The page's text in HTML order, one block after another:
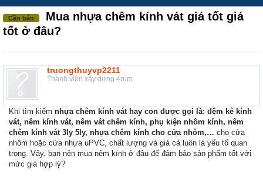
Cần bán
Mua nhựa chêm kính vát giá tốt giá
tốt ở đâu?
truongthuyvp2211
Thành viên xây dựng 4rum
Khi tìm kiếm nhựa chêm kính vát hay con được gọi là: đệm kê kính
vát, nêm kính vát, nêm vát chêm kính, phụ kiện nhôm kính, nêm
chêm kính vát 3ly 5ly, nhựa chêm kính cho cửa nhôm,… cho cửa
nhôm hoặc cửa nhựa uPVC, chất lượng và giá cả luôn là yếu tố quan
trọng. Vậy, bạn nên mua nêm kính ở đâu để đảm bảo sản phẩm tốt với
mức giá hợp lý?